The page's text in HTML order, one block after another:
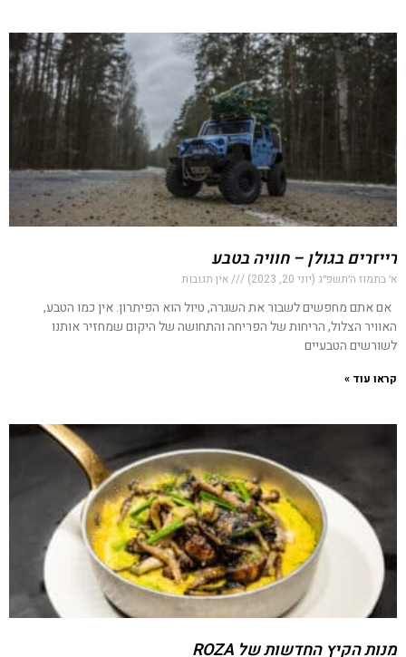
רייזרים בגולן – חוויה בטבע
א׳ בתמוז ה׳תשפ״ג (יוני 20, 2023) אין תגובות
אם אתם מחפשים לשבור את השגרה, טיול הוא הפיתרון. אין כמו הטבע,
האוויר הצלול, הריחות של הפריחה והתחושה של היקום שמחזיר אותנו
לשורשים הטבעיים
קראו עוד »
מנות הקיץ החדשות של ROZA